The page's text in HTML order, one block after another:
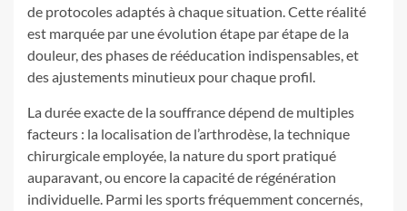
de protocoles adaptés à chaque situation. Cette réalité
est marquée par une évolution étape par étape de la
douleur, des phases de rééducation indispensables, et
des ajustements minutieux pour chaque profil.
La durée exacte de la souffrance dépend de multiples
facteurs : la localisation de l’arthrodèse, la technique
chirurgicale employée, la nature du sport pratiqué
auparavant, ou encore la capacité de régénération
individuelle. Parmi les sports fréquemment concernés,